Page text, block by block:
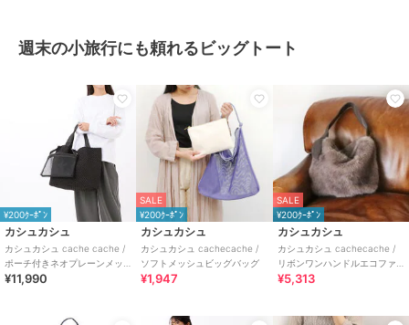
週末の小旅行にも頼れるビッグトート
¥200ｸｰﾎﾟﾝ
カシュカシュ
カシュカシュ cache cache /
ポーチ付きネオプレーンメッ
シュビッグトートバッグ
¥11,990
SALE
¥200ｸｰﾎﾟﾝ
カシュカシュ
カシュカシュ cachecache /
ソフトメッシュビッグバッグ
¥1,947
SALE
¥200ｸｰﾎﾟﾝ
カシュカシュ
カシュカシュ cachecache /
リボンワンハンドルエコファ
ービッグバッグ
¥5,313